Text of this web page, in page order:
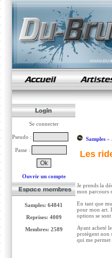
samples de rap
Se connecter
Pseudo :
Passe :
Ouvrir un compte
Samples: 64841
Reprises: 4009
Membres: 2589
Samples»
Les
Je prends la
mon parcours
En tant que
pour mon art.
options se
Ayant acheté
protègent non
qui me permet